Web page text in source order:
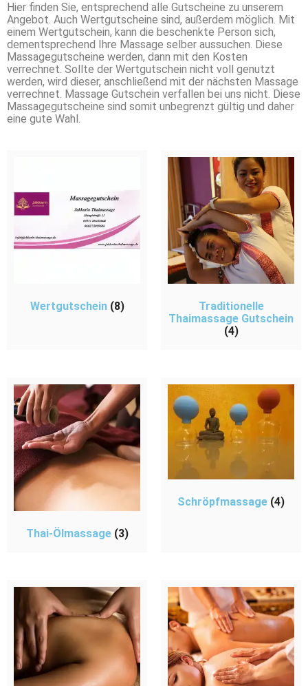
Hier finden Sie, entsprechend alle Gutscheine zu unserem
Angebot. Auch Wertgutscheine sind, außerdem möglich. Mit
einem Wertgutschein, kann die beschenkte Person sich,
dementsprechend Ihre Massage selber aussuchen. Diese
Massagegutscheine werden, dann mit den Kosten
verrechnet. Sollte der Wertgutschein nicht voll genutzt
werden, wird dieser, anschließend mit der nächsten Massage
verrechnet. Massage Gutschein verfallen bei uns nicht. Diese
Massagegutscheine sind somit unbegrenzt gültig und daher
eine gute Wahl.
Wertgutschein (8)
Traditionelle
Thaimassage Gutschein
(4)
Thai-Ölmassage (3)
Schröpfmassage (4)